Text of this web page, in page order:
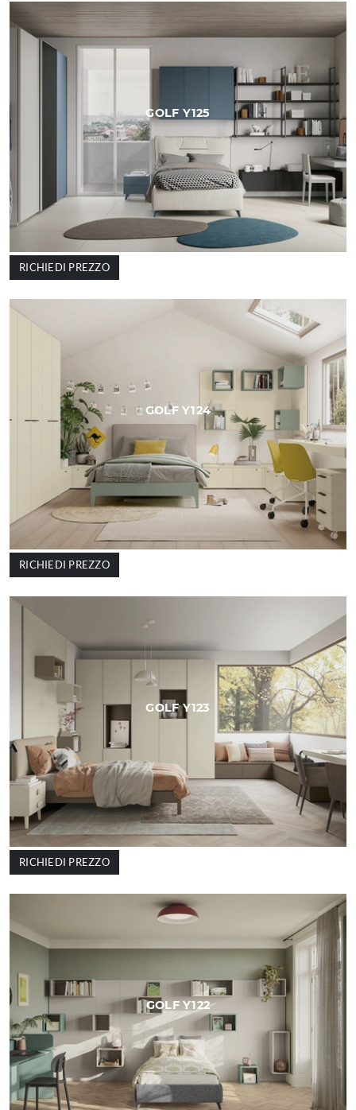
GOLF Y125
RICHIEDI PREZZO
GOLF Y124
RICHIEDI PREZZO
GOLF Y123
RICHIEDI PREZZO
GOLF Y122